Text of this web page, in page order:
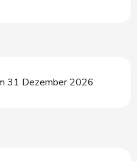
31 Dezember 2026